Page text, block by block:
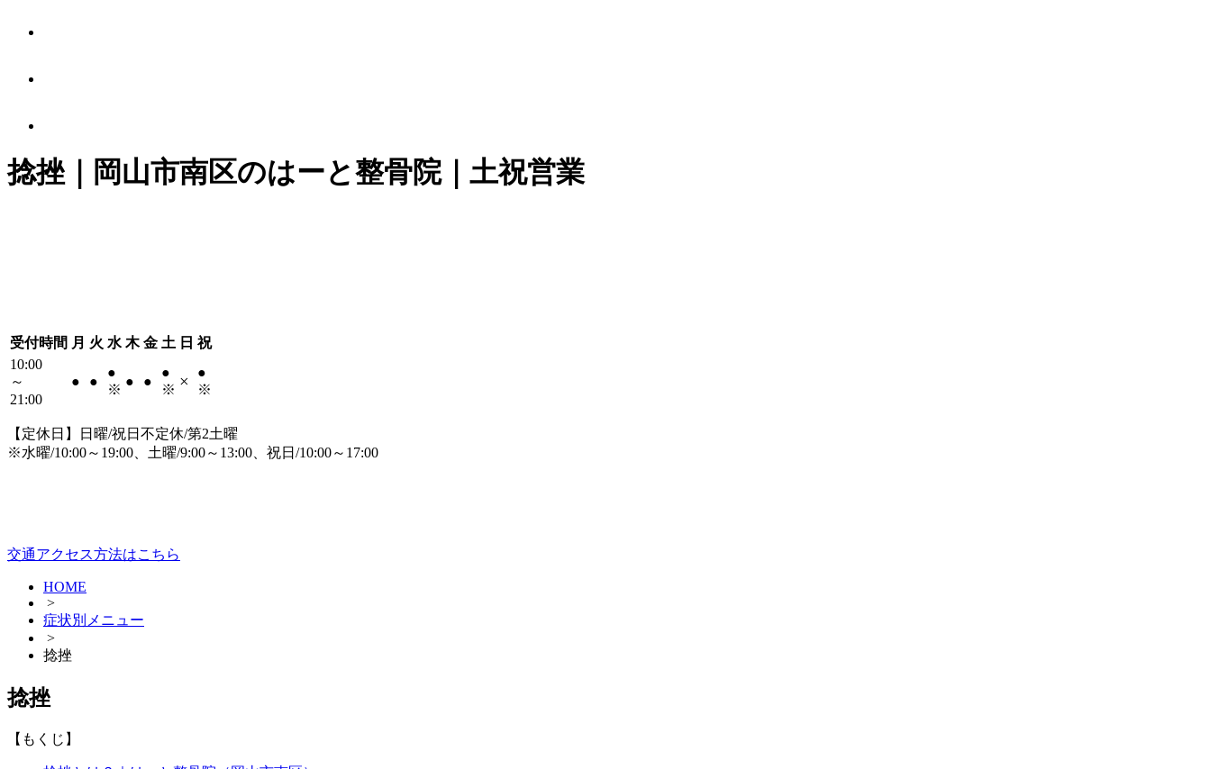
捻挫｜岡山市南区のはーと整骨院｜土祝営業
受付時間 月 火 水 木 金 土 日 祝
10:00
～
21:00
● ●
●
※
● ●
●
※ ×
●
※
【定休日】日曜/祝日不定休/第2土曜
※水曜/10:00～19:00、土曜/9:00～13:00、祝日/10:00～17:00
交通アクセス方法はこちら
HOME
>
症状別メニュー
>
捻挫
捻挫
【もくじ】